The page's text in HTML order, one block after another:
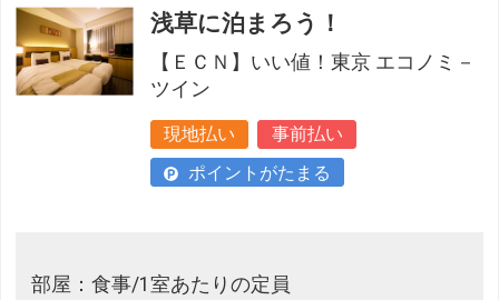
浅草に泊まろう！
【ＥＣＮ】いい値！東京 エコノミ－
ツイン
現地払い
事前払い
ポイントがたまる
部屋：食事/1室あたりの定員